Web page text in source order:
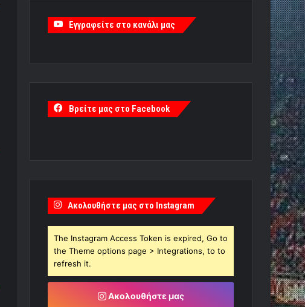
Εγγραφείτε στο κανάλι μας
Βρείτε μας στο Facebook
Ακολουθήστε μας στο Instagram
The Instagram Access Token is expired, Go to
the Theme options page > Integrations, to to
refresh it.
Ακολουθήστε μας